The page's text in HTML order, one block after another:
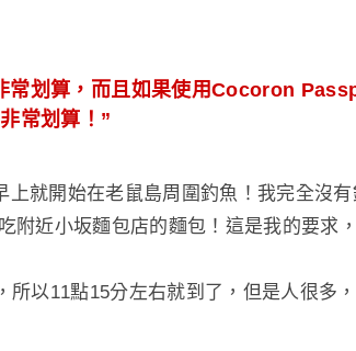
常划算，而且如果使用Cocoron
常划算！”
就開始在老鼠島周圍釣魚！我完全沒
附近小坂麵包店的麵包！這是我的要求
所以11點15分左右就到了，但是人很多